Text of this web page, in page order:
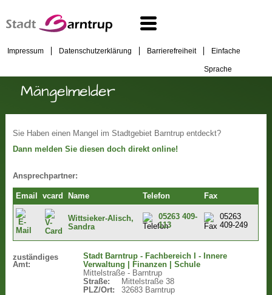
Impressum Datenschutzerklärung Barrierefreiheit Einfache
Sprache
Mängelmelder
Sie Haben einen Mangel im Stadtgebiet Barntrup entdeckt?
Dann melden Sie diesen doch direkt online!
Ansprechpartner:
Email vcard Name Telefon Fax
Wittsieker-Alisch,
Sandra
05263 409-
113
05263
409-249
zuständiges
Amt:
Stadt Barntrup - Fachbereich I - Innere
Verwaltung | Finanzen | Schule
Mittelstraße - Barntrup
Straße:
Mittelstraße 38
PLZ/Ort:
32683 Barntrup